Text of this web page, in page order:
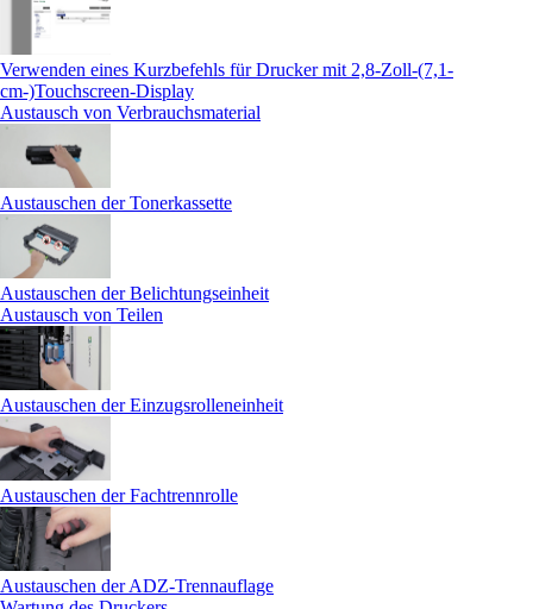
Verwenden eines Kurzbefehls für Drucker mit 2,8-Zoll-(7,1-
cm-)Touchscreen‑Display
Austausch von Verbrauchsmaterial
Austauschen der Tonerkassette
Austauschen der Belichtungseinheit
Austausch von Teilen
Austauschen der Einzugsrolleneinheit
Austauschen der Fachtrennrolle
Austauschen der ADZ-Trennauflage